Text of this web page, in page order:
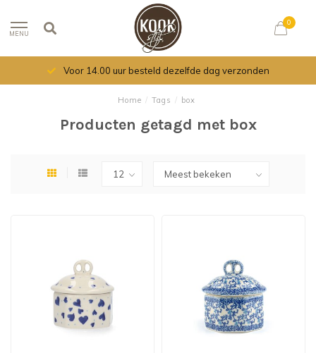
MENU
0
Voor 14.00 uur besteld dezelfde dag verzonden
Home / Tags / box
Producten getagd met box